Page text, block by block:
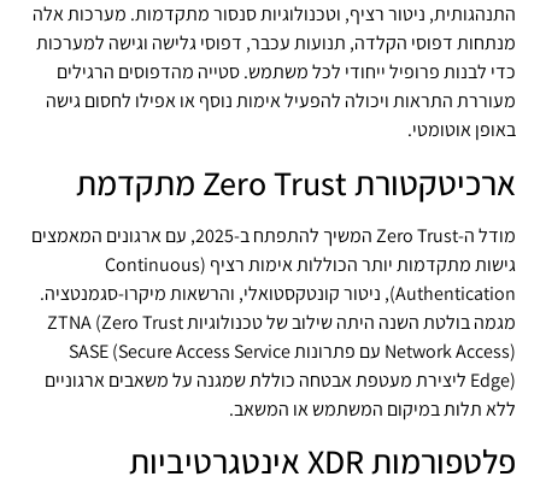
התנהגותית, ניטור רציף, וטכנולוגיות סנסור מתקדמות. מערכות אלה
מנתחות דפוסי הקלדה, תנועות עכבר, דפוסי גלישה וגישה למערכות
כדי לבנות פרופיל ייחודי לכל משתמש. סטייה מהדפוסים הרגילים
מעוררת התראות ויכולה להפעיל אימות נוסף או אפילו לחסום גישה
באופן אוטומטי.
ארכיטקטורת Zero Trust מתקדמת
מודל ה-Zero Trust המשיך להתפתח ב-2025, עם ארגונים המאמצים
גישות מתקדמות יותר הכוללות אימות רציף (Continuous
Authentication), ניטור קונטקסטואלי, והרשאות מיקרו-סגמנטציה.
מגמה בולטת השנה היתה שילוב של טכנולוגיות ZTNA (Zero Trust
Network Access) עם פתרונות SASE (Secure Access Service
Edge) ליצירת מעטפת אבטחה כוללת שמגנה על משאבים ארגוניים
ללא תלות במיקום המשתמש או המשאב.
פלטפורמות XDR אינטגרטיביות